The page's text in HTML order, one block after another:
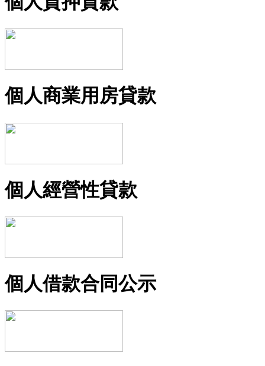
個人商業用房貸款
個人經營性貸款
個人借款合同公示